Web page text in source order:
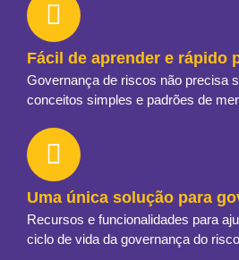
Fácil de aprender e rápido
Governança de riscos não precisa
conceitos simples e padrões de
Uma única solução para
Recursos e funcionalidades para
ciclo de vida da governança do